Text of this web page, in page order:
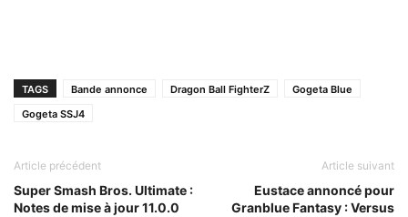
TAGS Bande annonce Dragon Ball FighterZ
Gogeta Blue
Gogeta SSJ4
Article précédent
Super Smash Bros. Ultimate :
Notes de mise à jour 11.0.0
Article suivant
Eustace annoncé pour
Granblue Fantasy : Versus